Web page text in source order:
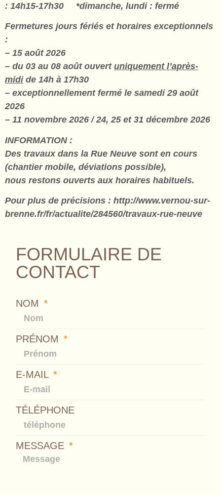
: 14h15-17h30 *dimanche, lundi : fermé
Fermetures jours fériés et horaires exceptionnels
:
– 15 août 2026
– du 03 au 08 août ouvert uniquement l’après-
midide 14h à 17h30
– exceptionnellement fermé le samedi 29 août
2026
– 11 novembre 2026 / 24, 25 et 31 décembre 2026
INFORMATION :
Des travaux dans la Rue Neuve sont en cours
(chantier mobile, déviations possible),
nous restons ouverts aux horaires habituels.
Pour plus de précisions : http://www.vernou-sur-
brenne.fr/fr/actualite/284560/travaux-rue-neuve
FORMULAIRE DE
CONTACT
NOM
PRÉNOM
E-MAIL
TÉLÉPHONE
MESSAGE